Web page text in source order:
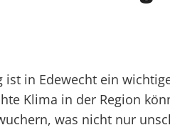
in Edewecht ein
Klima in der Region
was nicht nur